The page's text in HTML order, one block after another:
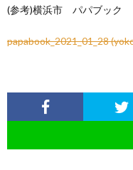
(参考)横浜市 パパブック
papabook_2021_01_28